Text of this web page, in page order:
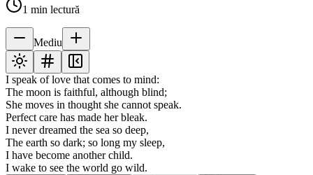
1 min lectură
Mediu
I speak of love that comes to mind:
The moon is faithful, although blind;
She moves in thought she cannot speak.
Perfect care has made her bleak.
I never dreamed the sea so deep,
The earth so dark; so long my sleep,
I have become another child.
I wake to see the world go wild.